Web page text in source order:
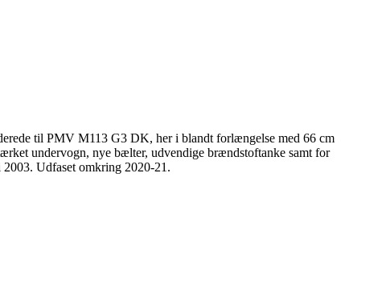
til PMV M113 G3 DK, her i blandt forlængelse med 66 cm
undervogn, nye bælter, udvendige brændstoftanke samt for
2003. Udfaset omkring 2020-21.